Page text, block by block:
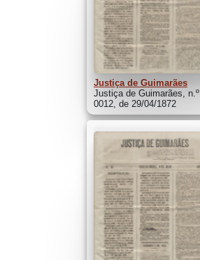
Justiça de Guimarães
Justiça de Guimarães, n.º
0012, de 29/04/1872